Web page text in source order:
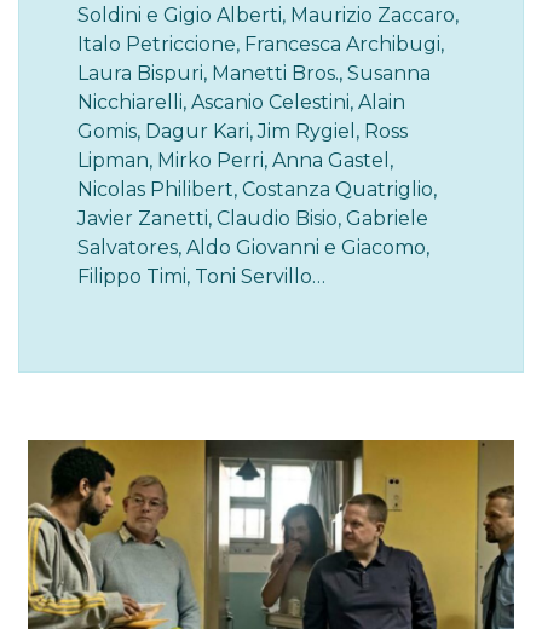
Soldini e Gigio Alberti, Maurizio Zaccaro,
Italo Petriccione, Francesca Archibugi,
Laura Bispuri, Manetti Bros., Susanna
Nicchiarelli, Ascanio Celestini, Alain
Gomis, Dagur Kari, Jim Rygiel, Ross
Lipman, Mirko Perri, Anna Gastel,
Nicolas Philibert, Costanza Quatriglio,
Javier Zanetti, Claudio Bisio, Gabriele
Salvatores, Aldo Giovanni e Giacomo,
Filippo Timi, Toni Servillo…